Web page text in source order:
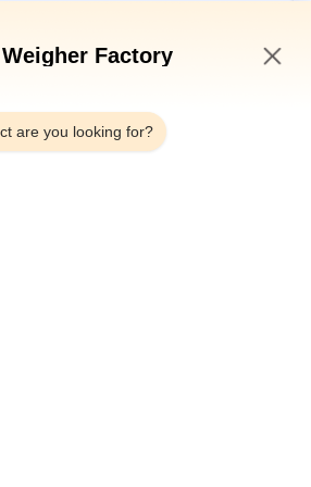
Stuur nu Factory
are you looking for?